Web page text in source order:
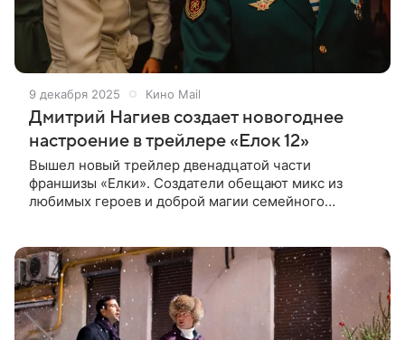
9 декабря 2025 Кино Mail
Дмитрий Нагиев создает новогоднее
настроение в трейлере «Елок 12»
Вышел новый трейлер двенадцатой части
франшизы «Елки». Создатели обещают микс из
любимых героев и доброй магии семейного